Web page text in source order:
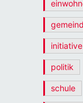
initiative
politik
schule